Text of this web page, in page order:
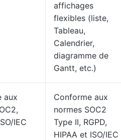
affichages
flexibles (liste,
Tableau,
Calendrier,
diagramme de
Gantt, etc.)
aux
IEC
Conforme aux
normes SOC2
Type II, RGPD,
HIPAA et ISO/IEC